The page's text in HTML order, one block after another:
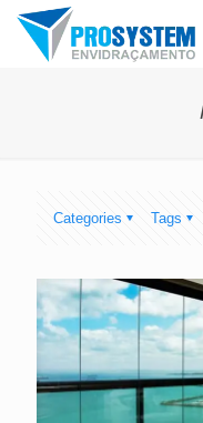
Categories Tags